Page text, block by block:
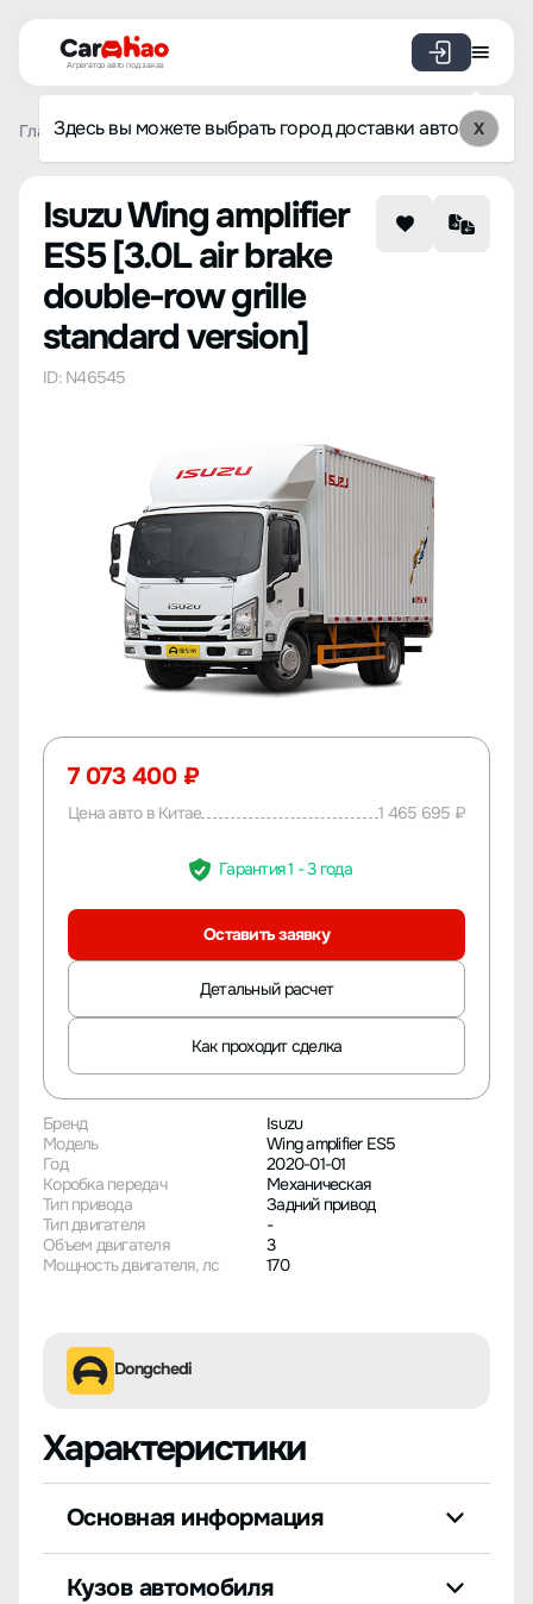
Агрегатор авто под заказ
Здесь вы можете выбрать город доставки авто X
Главная Список брендов Isuzu Wing amplifier ES5
Isuzu Wing amplifier
ES5 [3.0L air brake
double-row grille
standard version]
ID: N46545
7 073 400 ₽
Цена авто в Китае 1 465 695 ₽
Гарантия 1 - 3 года
Оставить заявку
Детальный расчет
Как проходит сделка
Бренд
Isuzu
Модель
Wing amplifier ES5
Год
2020-01-01
Коробка передач
Механическая
Тип привода
Задний привод
Тип двигателя
-
Объем двигателя
3
Мощность двигателя, лс
170
Dongchedi
Характеристики
Основная информация
Кузов автомобиля